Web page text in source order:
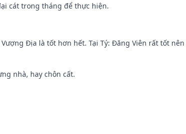
cát trong tháng để thực hiện.
Địa là tốt hơn hết. Tại Tý: Đăng Viên rất tốt
nhà, hay chôn cất.